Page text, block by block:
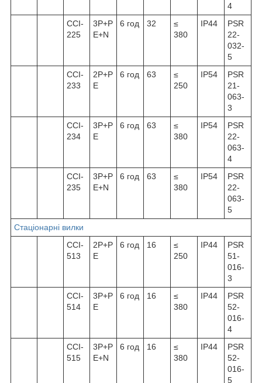
4
ССІ-
225
3Р+Р
Е+N
6 год 32
≤
380
IP44
PSR
22-
032-
5
ССІ-
233
2P+P
E
6 год 63
≤
250
IP54
PSR
21-
063-
3
ССІ-
234
3P+P
E
6 год 63
≤
380
IP54
PSR
22-
063-
4
ССІ-
235
3P+P
E+N
6 год 63
≤
380
IP54
PSR
22-
063-
5
Стаціонарні вилки
ССІ-
513
2Р+Р
Е
6 год 16
≤
250
IP44
PSR
51-
016-
3
ССІ-
514
3Р+Р
Е
6 год 16
≤
380
IP44
PSR
52-
016-
4
ССІ-
515
3Р+Р
Е+N
6 год 16
≤
380
IP44
PSR
52-
016-
5